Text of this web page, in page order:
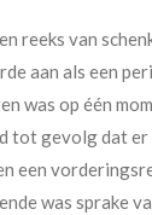
reeks van
aan als een
was op één
tot gevolg dat
een
was sprake